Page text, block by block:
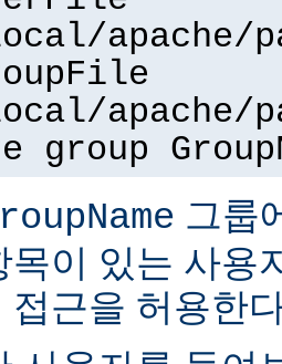
apache/
apache/
group
그룹
목이 있는 사용
접근을 허용한